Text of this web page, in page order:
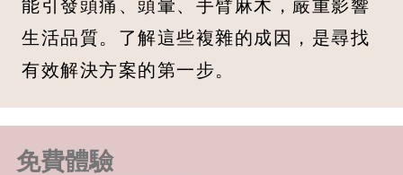
能引發頭痛、頭暈、手臂麻木，嚴重影響
生活品質。了解這些複雜的成因，是尋找
有效解決方案的第一步。
免費體驗